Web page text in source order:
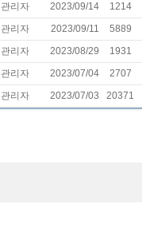
관리자 2023/09/14
1214
관리자 2023/09/11
5889
관리자 2023/08/29
1931
관리자 2023/07/04
2707
관리자 2023/07/03 20371